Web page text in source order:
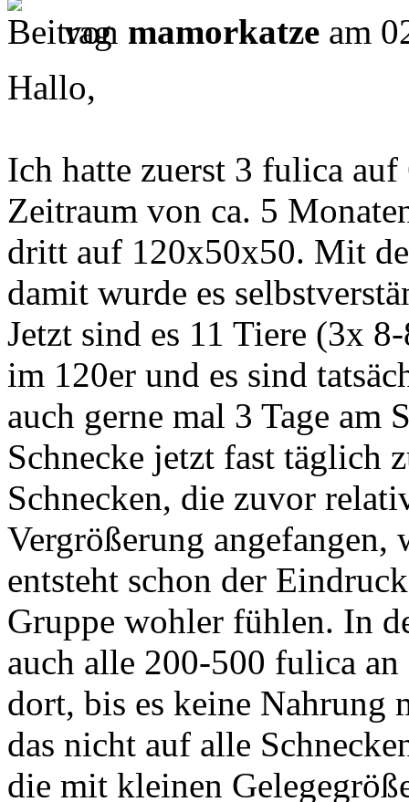
von mamorkatze am
Hallo,
Ich hatte zuerst 3 fulica
Zeitraum von ca. 5
dritt auf 120x50x50. Mit
damit wurde es
Jetzt sind es 11 Tiere (3x
im 120er und es sind
auch gerne mal 3 Tage am
Schnecke jetzt fast täglich
Schnecken, die zuvor
Vergrößerung
entsteht schon der
Gruppe wohler fühlen. In
auch alle 200-500 fulica
dort, bis es keine Nahrung
das nicht auf alle
die mit kleinen